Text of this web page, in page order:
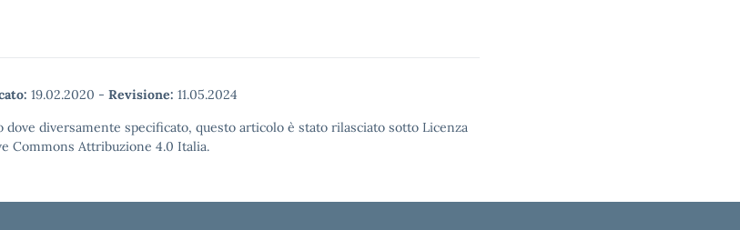
19.02.2020 - Revisione: 11.05.2024
dove diversamente specificato, questo articolo è stato rilasciato sotto Licenza
Commons Attribuzione 4.0 Italia.